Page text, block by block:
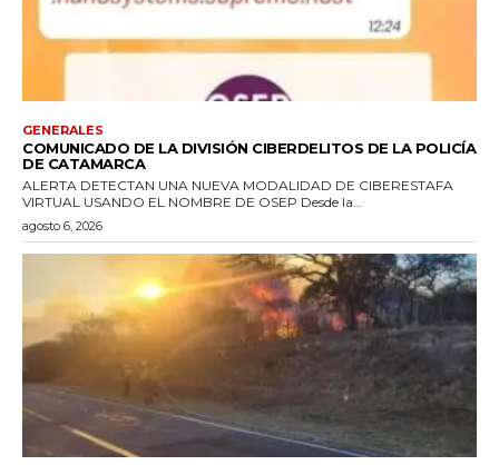
GENERALES
COMUNICADO DE LA DIVISIÓN CIBERDELITOS DE LA POLICÍA
DE CATAMARCA
ALERTA DETECTAN UNA NUEVA MODALIDAD DE CIBERESTAFA
VIRTUAL USANDO EL NOMBRE DE OSEP Desde la...
agosto 6, 2026